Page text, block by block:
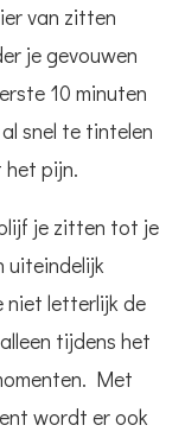
van zitten
je gevouwen
10 minuten
snel te tintelen
het pijn.
je zitten tot je
uiteindelijk
niet letterlijk de
tijdens het
Met
wordt er ook